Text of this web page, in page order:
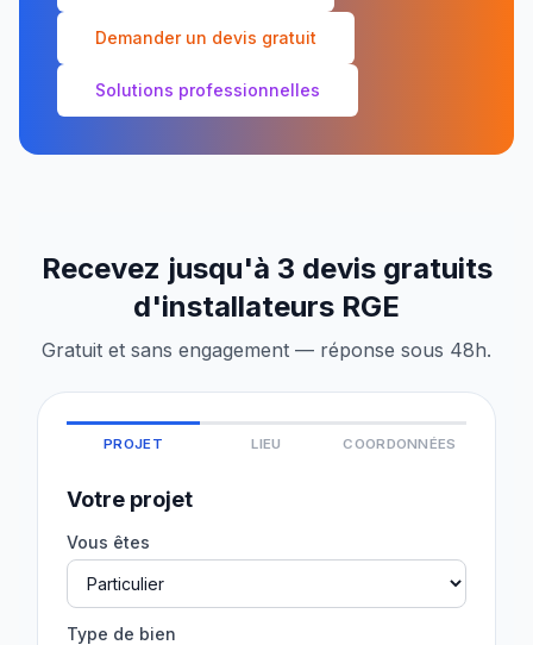
Demander un devis gratuit
Solutions professionnelles
Recevez jusqu'à 3 devis gratuits
d'installateurs RGE
Gratuit et sans engagement — réponse sous 48h.
PROJET LIEU COORDONNÉES
Votre projet
Vous êtes
Type de bien